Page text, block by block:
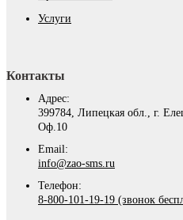
Услуги
Контакты
Адрес:
399784, Липецкая обл., г.
Оф.10
Email:
info@zao-sms.ru
Телефон:
8-800-101-19-19 (звонок